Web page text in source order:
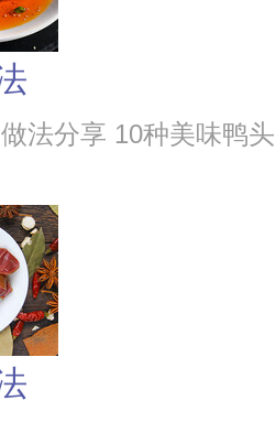
法分享 10种美味鸭